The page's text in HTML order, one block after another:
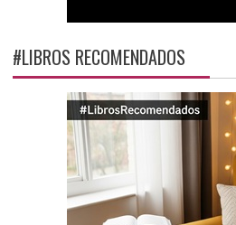
#LIBROS RECOMENDADOS